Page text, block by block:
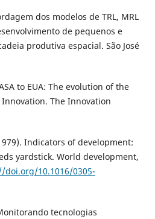
dos modelos de TRL, MRL
de pequenos e
produtiva espacial. São José
to EUA: The evolution of the
Innovation. The Innovation
Indicators of development:
yardstick. World development,
doi.org/10.1016/0305-
tecnologias